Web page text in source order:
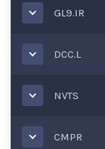
GL9.IR
DCC.L
NVTS
CMPR